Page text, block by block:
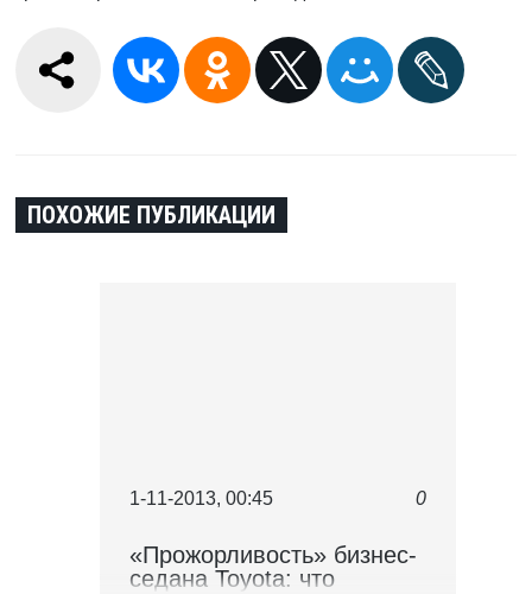
ПОХОЖИЕ ПУБЛИКАЦИИ
1-11-2013, 00:45 0
«Прожорливость» бизнес-
седана Toyota: что